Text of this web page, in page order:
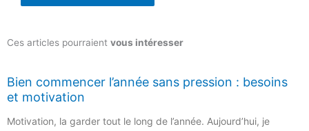
Ces articles pourraient vous intéresser
Bien commencer l’année sans pression : besoins
et motivation
Motivation, la garder tout le long de l’année. Aujourd’hui, je